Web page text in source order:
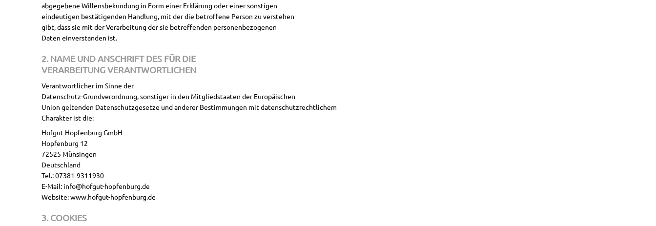
abgegebene Willensbekundung in Form einer Erklärung oder einer sonstigen
eindeutigen bestätigenden Handlung, mit der die betroffene Person zu verstehen
gibt, dass sie mit der Verarbeitung der sie betreffenden personenbezogenen
Daten einverstanden ist.
2. NAME UND ANSCHRIFT DES FÜR DIE
VERARBEITUNG VERANTWORTLICHEN
Verantwortlicher im Sinne der
Datenschutz-Grundverordnung, sonstiger in den Mitgliedstaaten der Europäischen
Union geltenden Datenschutzgesetze und anderer Bestimmungen mit datenschutzrechtlichem
Charakter ist die:
Hofgut Hopfenburg GmbH
Hopfenburg 12
72525 Münsingen
Deutschland
Tel.: 07381-9311930
E-Mail: info@hofgut-hopfenburg.de
Website: www.hofgut-hopfenburg.de
3. COOKIES